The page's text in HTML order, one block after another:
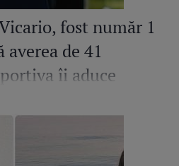
fost număr 1
averea de 41
îi aduce